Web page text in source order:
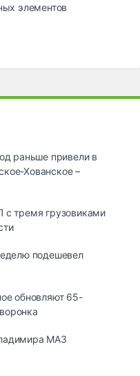
элементов
раньше привели в
Хованское –
с тремя грузовиками
подешевел
обновляют 65-
МАЗ